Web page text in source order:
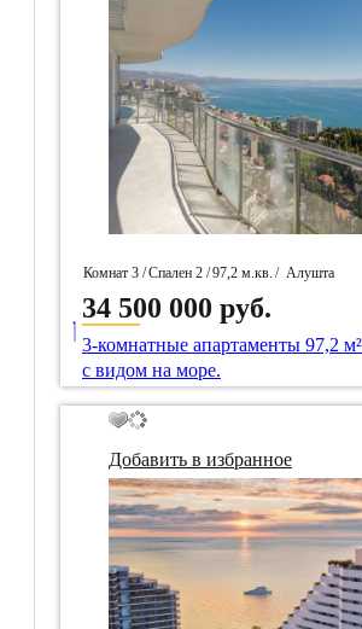
Комнат 3 /Спален 2 /97,2 м.кв. / Алушта
/ Идентификатор собственность 101290
34 500 000 руб.
____
3-комнатные апартаменты 97,2
с видом на море.
Добавить в избранное